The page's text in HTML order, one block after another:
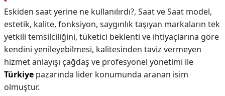
Eskiden saat yerine ne kullanılırdı?, Saat ve Saat model,
estetik, kalite, fonksiyon, saygınlık taşıyan markaların tek
yetkili temsilciliğini, tüketici beklenti ve ihtiyaçlarına göre
kendini yenileyebilmesi, kalitesinden taviz vermeyen
hizmet anlayışı çağdaş ve profesyonel yönetimi ile
Türkiye pazarında lider konumunda aranan isim
olmuştur.